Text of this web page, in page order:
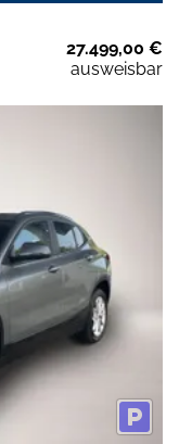
27.499,00 €
ausweisbar